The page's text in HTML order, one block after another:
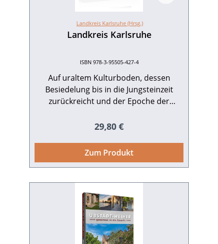
Landkreis Karlsruhe (Hrsg.)
Landkreis Karlsruhe
ISBN 978-3-95505-427-4
Auf uraltem Kulturboden, dessen
Besiedelung bis in die Jungsteinzeit
zurückreicht und der Epoche der
Namen gab, hat sich über viele
Siedlungsstruktur gebildet, die heute
Städten und Gemeinden in über 100
Teilorten darstellt. Typisch für den
deutschen Südwesten ist die historisch
bedingte Vielfalt der einstigen
Herrschaftsgebiete, die die Siedlungen
ebenso geprägt haben wie die
unterschiedliche Topografie der
Regulärer Preis:
29,80 €
Zum Produkt